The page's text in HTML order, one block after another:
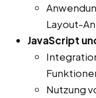
Layout-
JavaScript
Nutzung